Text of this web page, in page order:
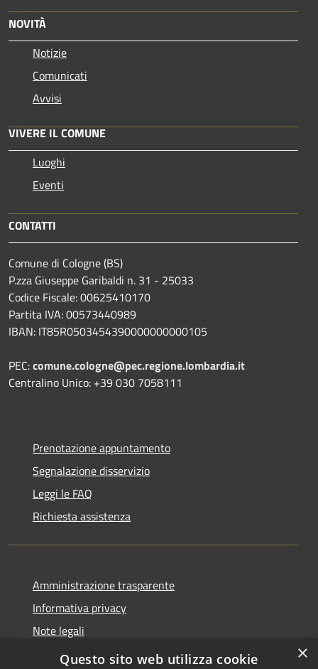
NOVITÀ
Notizie
Comunicati
Avvisi
VIVERE IL COMUNE
Luoghi
Eventi
CONTATTI
Comune di Cologne (BS)
P.zza Giuseppe Garibaldi n. 31 - 25033
Codice Fiscale: 00625410170
Partita IVA: 00573440989
IBAN: IT85R0503454390000000000105
PEC:comune.cologne@pec.regione.lombardia.it
Centralino Unico: +39 030 7058111
Prenotazione appuntamento
Segnalazione disservizio
Leggi le FAQ
Richiesta assistenza
Amministrazione trasparente
Informativa privacy
Note legali
Dichiarazione di accessibilità
×
Questo sito web utilizza cookie